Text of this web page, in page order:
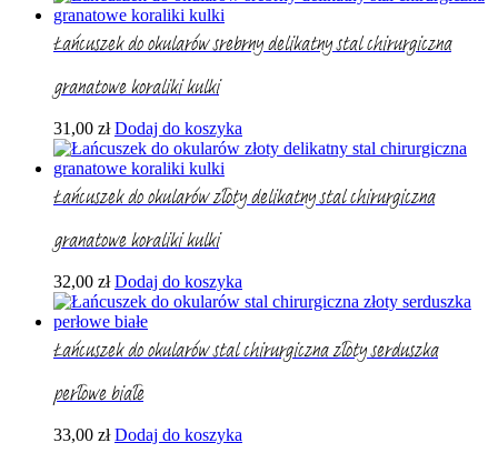
Łańcuszek do okularów srebrny delikatny stal chirurgiczna
granatowe koraliki kulki
31,00 zł Dodaj do koszyka
Łańcuszek do okularów złoty delikatny stal chirurgiczna
granatowe koraliki kulki
32,00 zł Dodaj do koszyka
Łańcuszek do okularów stal chirurgiczna złoty serduszka
perłowe białe
33,00 zł Dodaj do koszyka